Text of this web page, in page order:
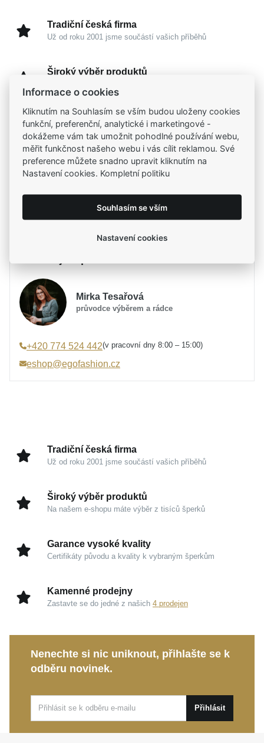
Tradiční česká firma
Už od roku 2001 jsme součástí vašich příběhů
Široký výběr produktů
Garance vysoké kvality
Certifikáty původu a kvality k vybraným šperkům
Kamenné prodejny
Zastavte se do jedné z našich4 prodejen
Parametry a specifikace
Určení
Materiál
Stříbro 925/1000
Osazení
Barva
modrá
Úprava
Hmotnost
3,7 g
Výška přívěsku s očkem
17 mm
Mirka Tesařová
průvodce výběrem a rádce
+420 774 524 442(v pracovní dny 8:00 – 15:00)
eshop@egofashion.cz
Tradiční česká firma
Už od roku 2001 jsme součástí vašich příběhů
Široký výběr produktů
Na našem e-shopu máte výběr z tisíců šperků
Garance vysoké kvality
Certifikáty původu a kvality k vybraným šperkům
Kamenné prodejny
Zastavte se do jedné z našich 4 prodejen
Nenechte si nic uniknout, přihlašte se k
odběru novinek.
Přihlásit
Informace o cookies
Kliknutím na Souhlasím se vším budou uloženy cookies
funkční, preferenční, analytické i marketingové -
dokážeme vám tak umožnit pohodlné používání webu,
měřit funkčnost našeho webu i vás cílit reklamou. Své
preference můžete snadno upravit kliknutím na
Nastavení cookies. Kompletní politiku
Souhlasím se vším
Nastavení cookies